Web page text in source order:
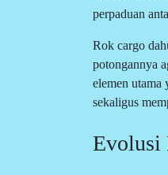
perpaduan
Rok cargo
potongannya
elemen utama
sekaligus
Evolusi